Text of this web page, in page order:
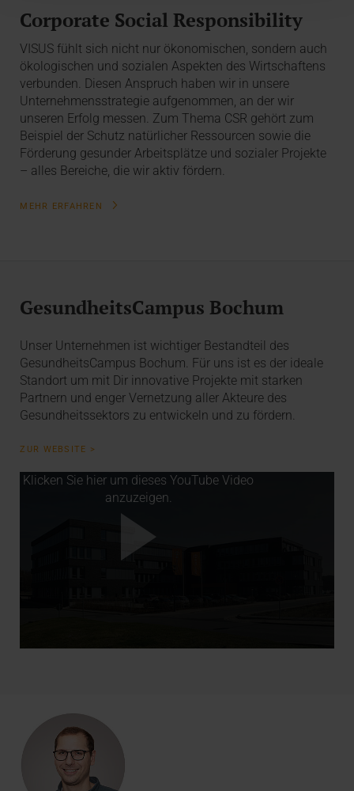
Corporate Social Responsibility
VISUS fühlt sich nicht nur ökonomischen, sondern auch
ökologischen und sozialen Aspekten des Wirtschaftens
verbunden. Diesen Anspruch haben wir in unsere
Unternehmensstrategie aufgenommen, an der wir
unseren Erfolg messen. Zum Thema CSR gehört zum
Beispiel der Schutz natürlicher Ressourcen sowie die
Förderung gesunder Arbeitsplätze und sozialer Projekte
– alles Bereiche, die wir aktiv fördern.
MEHR ERFAHREN
GesundheitsCampus Bochum
Unser Unternehmen ist wichtiger Bestandteil des
GesundheitsCampus Bochum. Für uns ist es der ideale
Standort um mit Dir innovative Projekte mit starken
Partnern und enger Vernetzung aller Akteure des
Gesundheitssektors zu entwickeln und zu fördern.
ZUR WEBSITE >
Klicken Sie hier um dieses YouTube Video
anzuzeigen.